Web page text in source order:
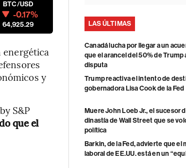
BTC/USD
-0.17%
64,925.29
energética
y
S&P
que el
LAS ÚLTIMAS
Canadá lucha por llegar a un
que el arancel del 50% de Trump
disputa
Trump reactiva el intento de
gobernadora Lisa Cook de la Fed
Muere John Loeb Jr., el sucesor
dinastía de Wall Street que se
política
Barkin, de la Fed, advierte que el
laboral de EE.UU. está en un